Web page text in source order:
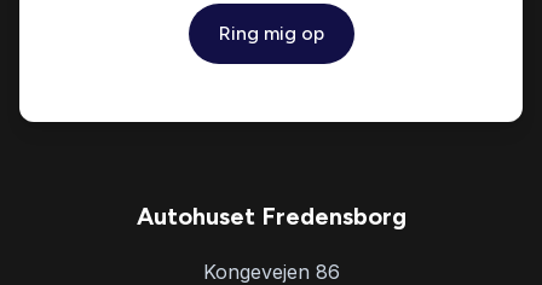
Kørecomputer
Ring mig op
Autohuset Fredensborg
Kongevejen 86